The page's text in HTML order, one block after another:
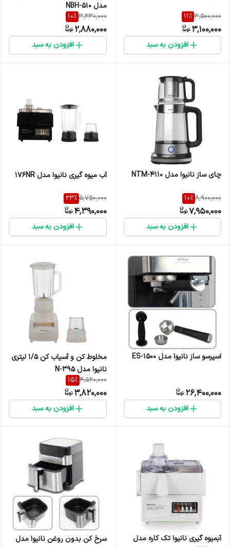
3,500,000
11%
3,100,000
افزودن به سبد
مدل NBH-510
3,230,000
10%
2,880,000
افزودن به سبد
چای ساز نانیوا مدل NTM-4110
8,900,000
10%
7,950,000
افزودن به سبد
آب میوه گیری نانیوا مدل 176NR
5,750,000
23%
4,390,000
افزودن به سبد
اسپرسو ساز نانیوا مدل ES-1500
26,400,000
افزودن به سبد
مخلوط کن و آسیاب کن 1/5 لیتری
نانیوا مدل N-395
4,520,000
15%
3,820,000
افزودن به سبد
آبمیوه گیری نانیوا تک کاره مدل
سرخ کن بدون روغن نانیوا مدل